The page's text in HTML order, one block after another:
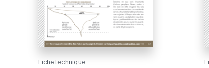
Fiche technique